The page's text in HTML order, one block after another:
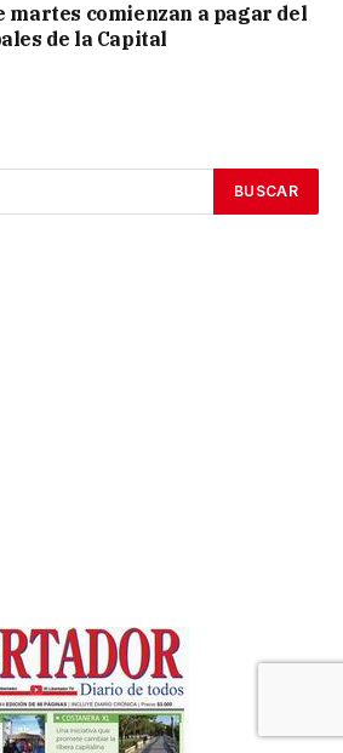
martes comienzan a pagar del
de la Capital